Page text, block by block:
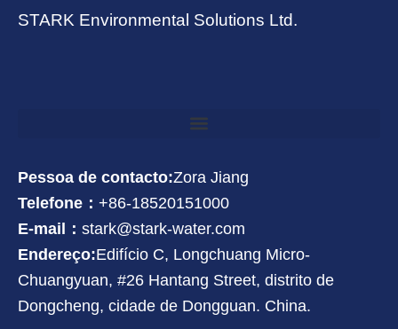
STARK Environmental Solutions Ltd.
Pessoa de contacto:Zora Jiang
Telefone： +86-18520151000
E-mail： stark@stark-water.com
Endereço:Edifício C, Longchuang Micro-
Chuangyuan, #26 Hantang Street, distrito de
Dongcheng, cidade de Dongguan. China.